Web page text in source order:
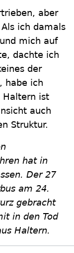
aber
ich damals
mich auf
dachte ich
der
habe ich
Haltern ist
auch
Struktur.
hat in
Der 27
am 24.
gebracht
in den Tod
Haltern.